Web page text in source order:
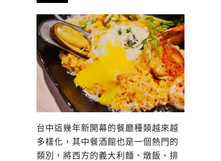
台中這幾年新開幕的餐廳種類越來越
多樣化，其中餐酒館也是一個熱門的
類別，將西方的義大利麵、燉飯、排